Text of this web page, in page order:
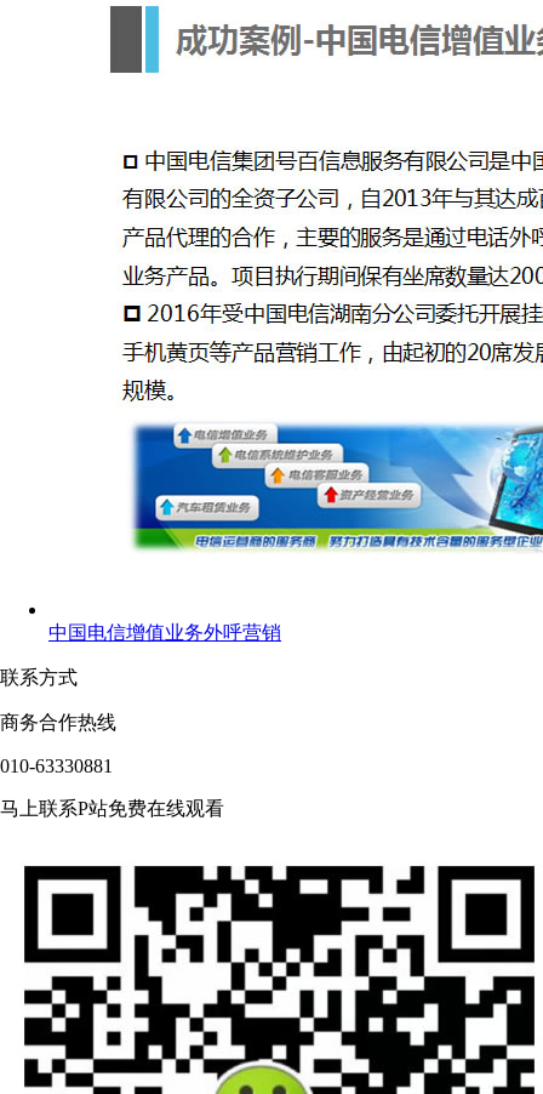
中国电信增值业务外呼营销
联系方式
商务合作热线
010-63330881
马上联系P站免费在线观看